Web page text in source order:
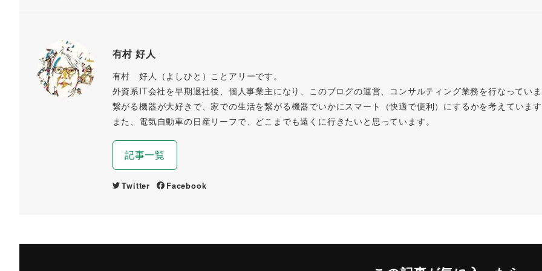
有村 好人
有村 好人（よしひと）ことアリーです。
外資系IT会社を早期退社後、個人事業主になり、このブログの運営、コンサルティング業務を行なっていま
繋がる機器が大好きで、家での生活を繋がる機器でいかにスマート（快適で便利）にするかを考えています
また、電気自動車の日産リーフで、どこまでも遠くに行きたいと思っています。
記事一覧
Twitter Facebook